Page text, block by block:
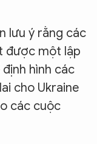
lưu ý rằng các
được một lập
hình các
cho Ukraine
các cuộc